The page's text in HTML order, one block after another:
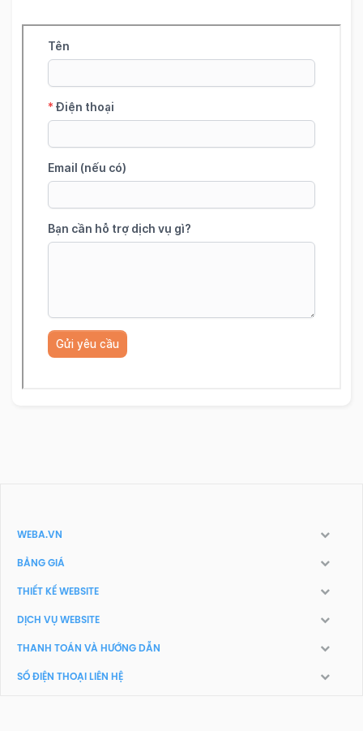
WEBA.VN
BẢNG GIÁ
THIẾT KẾ WEBSITE
DỊCH VỤ WEBSITE
THANH TOÁN VÀ HƯỚNG DẪN
SỐ ĐIỆN THOẠI LIÊN HỆ